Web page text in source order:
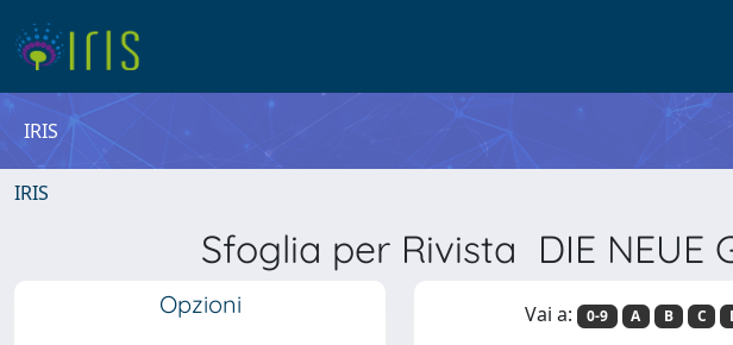
IRIS
IRIS
Sfoglia per Rivista DIE NEUE
Opzioni Vai a: 0-9 A B C